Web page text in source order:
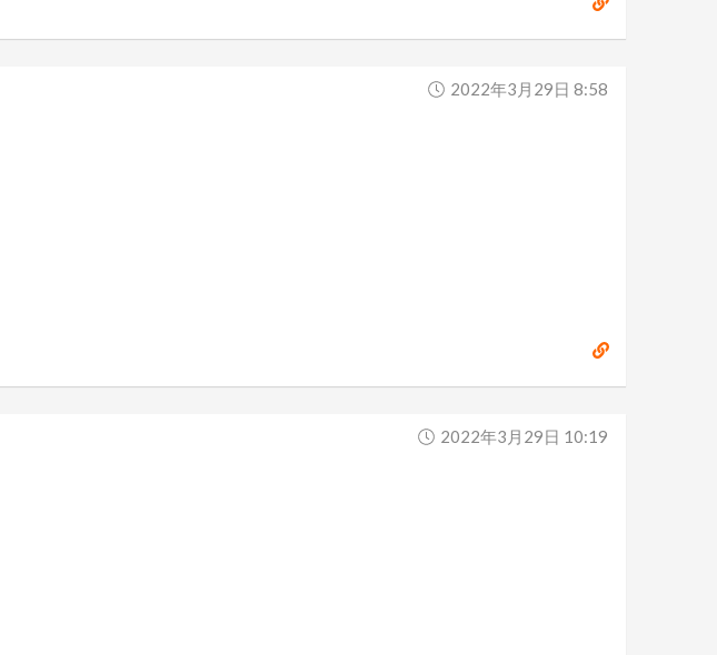
2022年3月29日 8:58
2022年3月29日 10:19